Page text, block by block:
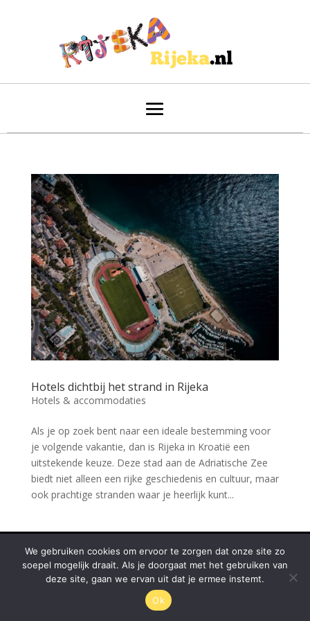
Hotels dichtbij het strand in Rijeka
Hotels & accommodaties
Als je op zoek bent naar een ideale bestemming voor
je volgende vakantie, dan is Rijeka in Kroatië een
uitstekende keuze. Deze stad aan de Adriatische Zee
biedt niet alleen een rijke geschiedenis en cultuur, maar
ook prachtige stranden waar je heerlijk kunt...
© Rijeka.nl 2026
We gebruiken cookies om ervoor te zorgen dat onze site zo
soepel mogelijk draait. Als je doorgaat met het gebruiken van
deze site, gaan we ervan uit dat je ermee instemt.
Ok